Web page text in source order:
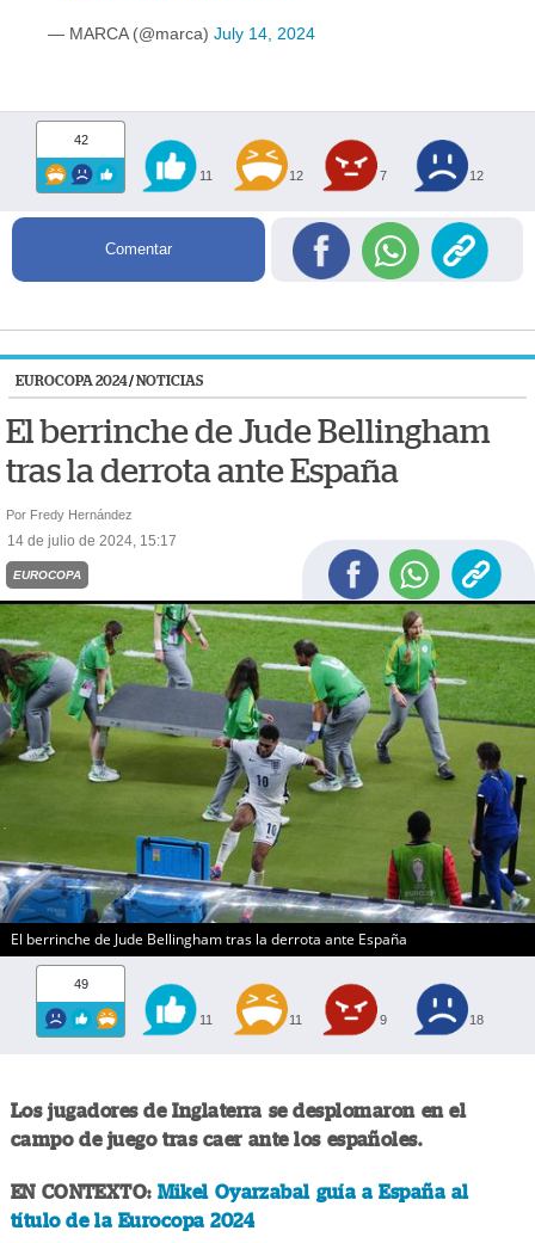
— MARCA (@marca) July 14, 2024
42
11 12 7 12
Comentar
EUROCOPA 2024/NOTICIAS
El berrinche de Jude Bellingham
tras la derrota ante España
Por Fredy Hernández
14 de julio de 2024, 15:17
EUROCOPA
El berrinche de Jude Bellingham tras la derrota ante España
49
11 11 9 18
Los jugadores de Inglaterra se desplomaron en el
campo de juego tras caer ante los españoles.
EN CONTEXTO: Mikel Oyarzabal guía a España al
título de la Eurocopa 2024